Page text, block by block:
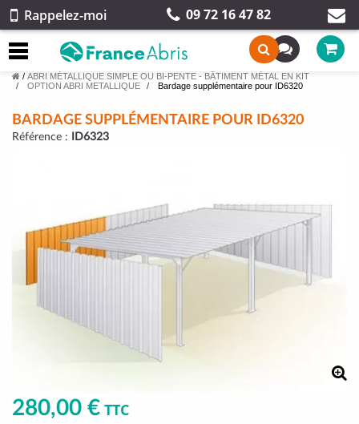
Rappelez-moi 09 72 16 47 82
/ ABRI MÉTALLIQUE SIMPLE OU BI-PENTE - BÂTIMENT MÉTAL EN KIT
OPTION ABRI METALLIQUE
Bardage supplémentaire pour ID6320
BARDAGE SUPPLÉMENTAIRE POUR ID6320
Référence : ID6323
280,00 € TTC